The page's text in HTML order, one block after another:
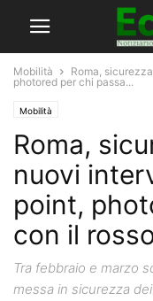
Mobilità
Roma,
photored per chi passa...
Mobilità
Roma,
nuovi
point,
con il
Tra febbraio e marzo
messa in sicurezza